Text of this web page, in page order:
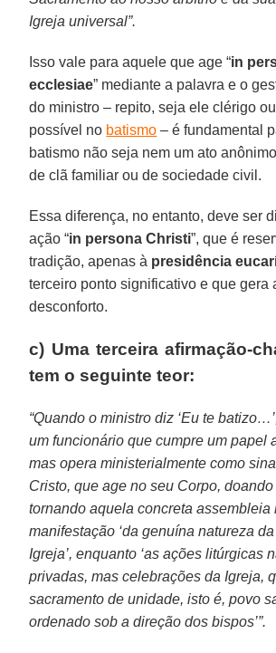
Igreja universal”.
Isso vale para aquele que age “in
ecclesiae” mediante a palavra e o
do ministro – repito, seja ele clérigo
possível no batismo – é fundamental
batismo não seja nem um ato
de clã familiar ou de sociedade civil.
Essa diferença, no entanto, deve ser
ação “in persona Christi”, que é
tradição, apenas à presidência
terceiro ponto significativo e que gera
desconforto.
c) Uma terceira afirmação-
tem o seguinte teor:
“Quando o ministro diz ‘Eu te
um funcionário que cumpre um papel
mas opera ministerialmente como
Cristo, que age no seu Corpo,
tornando aquela concreta assembleia
manifestação ‘da genuína natureza
Igreja’, enquanto ‘as ações litúrgicas
privadas, mas celebrações da Igreja,
sacramento de unidade, isto é, povo
ordenado sob a direção dos bispos’”.